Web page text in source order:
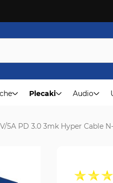
Plecaki Audio
5A PD 3.0 3mk Hyper Cable